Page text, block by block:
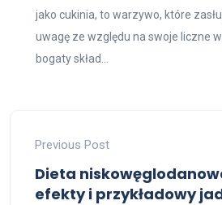
jako cukinia, to warzywo, które
uwagę ze względu na swoje liczne
bogaty skład...
Previous Post
Dieta
efekty i przykładowy